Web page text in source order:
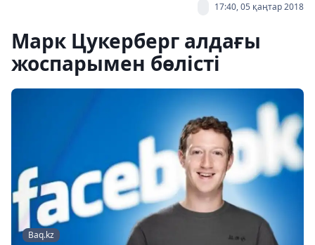
17:40, 05 қаңтар 2018
Марк Цукерберг алдағы
жоспарымен бөлісті
Baq.kz